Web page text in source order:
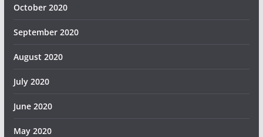
October 2020
September 2020
August 2020
July 2020
June 2020
May 2020